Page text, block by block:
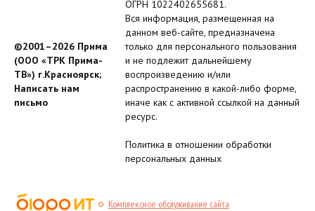
©2001–2026 Прима
(ООО «ТРК Прима-
ТВ») г.Красноярск;
Написать нам
письмо
ОГРН 1022402655681.
Вся информация, размещенная на
данном веб-сайте, предназначена
только для персонального пользования
и не подлежит дальнейшему
воспроизведению и/или
распространению в какой-либо форме,
иначе как с активной ссылкой на данный
ресурс.
Политика в отношении обработки
персональных данных
Комплексное обслуживание сайта